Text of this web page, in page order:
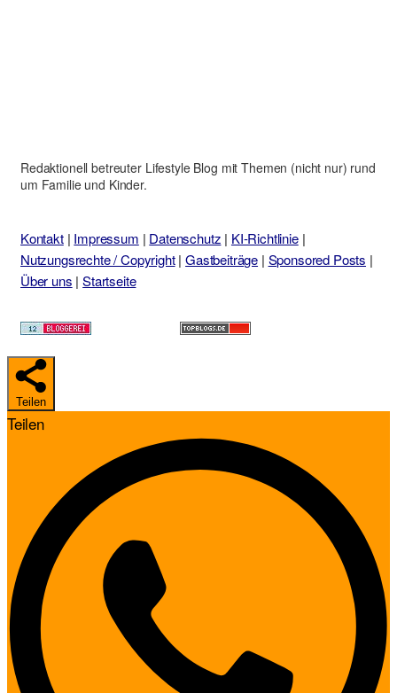
Redaktionell betreuter Lifestyle Blog mit Themen (nicht nur) rund
um Familie und Kinder.
Kontakt| Impressum | Datenschutz | KI-Richtlinie|
Nutzungsrechte / Copyright|Gastbeiträge | Sponsored Posts |
Über uns |Startseite
Teilen
Teilen